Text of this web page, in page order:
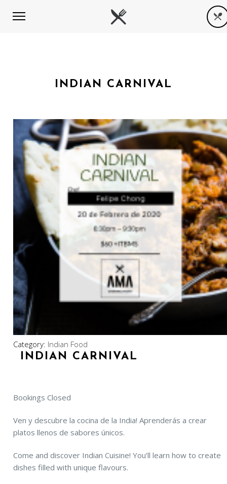
INDIAN CARNIVAL
Category: Indian Food
INDIAN CARNIVAL
Bookings Closed
Ven y descubre la cocina de la India! Aprenderás a crear
platos llenos de sabores únicos.
Come and discover Indian Cuisine! You’ll learn how to create
dishes filled with unique flavours.